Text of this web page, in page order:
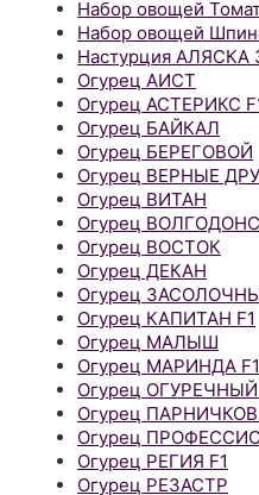
Набор овощей
Набор овощей
Настурция
Огурец АИСТ
Огурец АСТЕРИКС
Огурец БАЙКАЛ
Огурец БЕРЕГОВОЙ
Огурец ВЕРНЫЕ
Огурец ВИТАН
Огурец
Огурец ВОСТОК
Огурец ДЕКАН
Огурец
Огурец КАПИТАН F1
Огурец МАЛЫШ
Огурец МАРИНДА F1
Огурец
Огурец
Огурец
Огурец РЕГИЯ F1
Огурец РЕЗАСТР